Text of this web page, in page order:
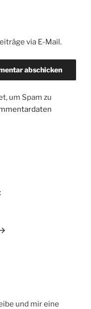
via E-Mail.
um Spam zu
und mir eine